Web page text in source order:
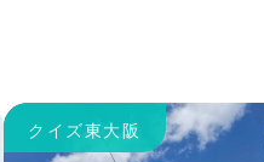
クイズ東大阪